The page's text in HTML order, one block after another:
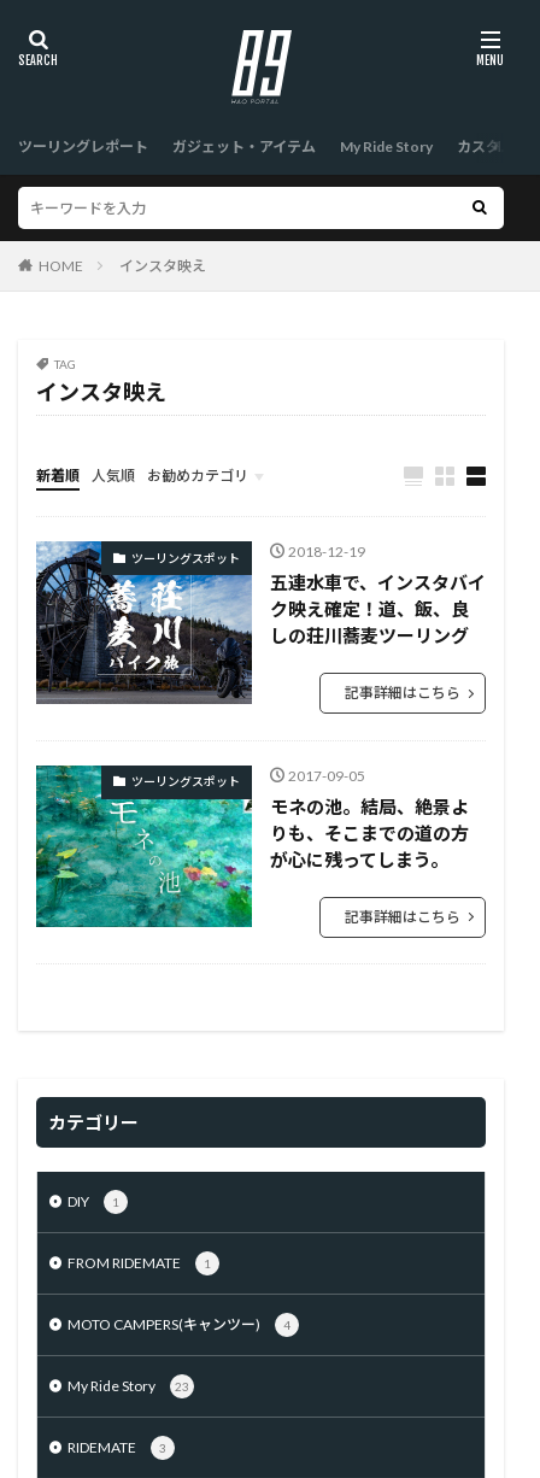
ツーリングレポート ガジェット・アイテム My Ride Story カスタム
HOME インスタ映え
TAG
インスタ映え
新着順 人気順 お勧めカテゴリ
TOP
ツーリングスポット 2018-12-19
五連水車で、インスタバイ
ク映え確定！道、飯、良
しの荘川蕎麦ツーリング
記事詳細はこちら
ツーリングスポット 2017-09-05
モネの池。結局、絶景よ
りも、そこまでの道の方
が心に残ってしまう。
記事詳細はこちら
カテゴリー
DIY 1
FROM RIDEMATE 1
MOTO CAMPERS(キャンツー) 4
My Ride Story 23
RIDEMATE 3